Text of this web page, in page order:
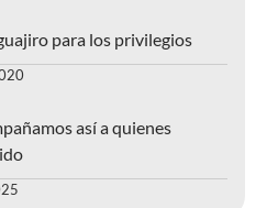
para los privilegios
así a quienes